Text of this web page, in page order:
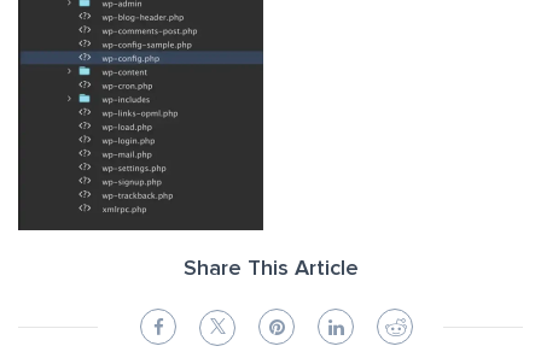
Share This Article